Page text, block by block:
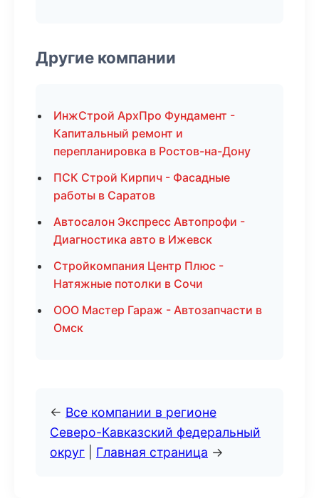
Другие компании
ИнжСтрой АрхПро Фундамент -
Капитальный ремонт и
перепланировка в Ростов-на-Дону
ПСК Строй Кирпич - Фасадные
работы в Саратов
Автосалон Экспресс Автопрофи -
Диагностика авто в Ижевск
Стройкомпания Центр Плюс -
Натяжные потолки в Сочи
ООО Мастер Гараж - Автозапчасти в
Омск
← Все компании в регионе
Северо-Кавказский федеральный
округ
Главная страница →